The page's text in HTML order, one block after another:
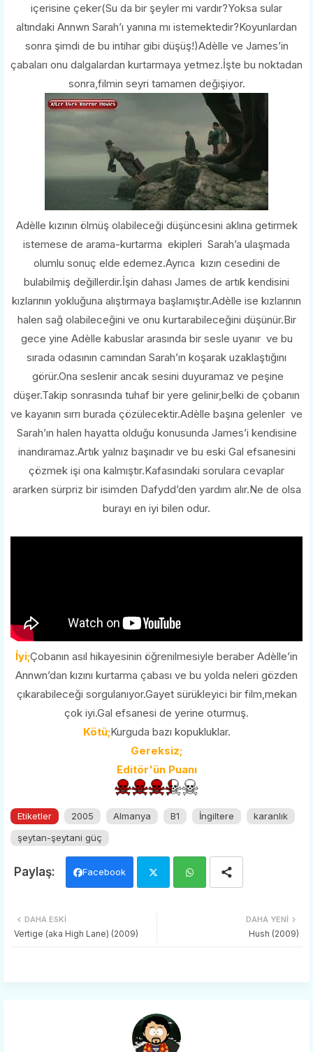
içerisine çeker(Su da bir şeyler mi vardır?Yoksa sular
altındaki Annwn Sarah’ı yanına mı istemektedir?Koyunlardan
sonra şimdi de bu intihar gibi düşüş!)Adèlle ve James’in
çabaları onu dalgalardan kurtarmaya yetmez.İşte bu noktadan
sonra,filmin seyri tamamen değişiyor.
Adèlle kızının ölmüş olabileceği düşüncesini aklına getirmek
istemese de arama-kurtarma ekipleri Sarah’a ulaşmada
olumlu sonuç elde edemez.Ayrıca kızın cesedini de
bulabilmiş değillerdir.İşin dahası James de artık kendisini
kızlarının yokluğuna alıştırmaya başlamıştır.Adèlle ise kızlarının
halen sağ olabileceğini ve onu kurtarabileceğini düşünür.Bir
gece yine Adèlle kabuslar arasında bir sesle uyanır ve bu
sırada odasının camından Sarah’ın koşarak uzaklaştığını
görür.Ona seslenir ancak sesini duyuramaz ve peşine
düşer.Takip sonrasında tuhaf bir yere gelinir,belki de çobanın
ve kayanın sırrı burada çözülecektir.Adèlle başına gelenler ve
Sarah’ın halen hayatta olduğu konusunda James’i kendisine
inandıramaz.Artık yalnız başınadır ve bu eski Gal efsanesini
çözmek işi ona kalmıştır.Kafasındaki sorulara cevaplar
ararken sürpriz bir isimden Dafydd’den yardım alır.Ne de olsa
burayı en iyi bilen odur.
İyi;Çobanın asıl hikayesinin öğrenilmesiyle beraber Adèlle’in
Annwn’dan kızını kurtarma çabası ve bu yolda neleri gözden
çıkarabileceği sorgulanıyor.Gayet sürükleyici bir film,mekan
çok iyi.Gal efsanesi de yerine oturmuş.
Kötü;Kurguda bazı kopukluklar.
Gereksiz;
Editör'ün Puanı
Etiketler 2005 Almanya B1 İngiltere
karanlık
şeytan-şeytani güç
Facebook
DAHA YENI
Hush (2009)
DAHA ESKI
Vertige (aka High Lane) (2009)